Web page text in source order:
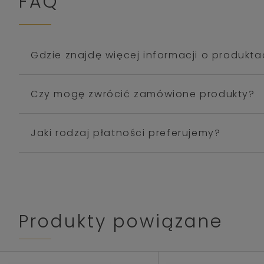
Gdzie znajdę więcej informacji o
Czy mogę zwrócić zamówione produkty?
Jaki rodzaj płatności preferujemy?
Produkty powiązane